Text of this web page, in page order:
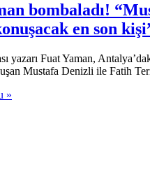
bombaladı!
en son
yazarı Fuat Yaman,
Mustafa Denizli ile Fatih
»